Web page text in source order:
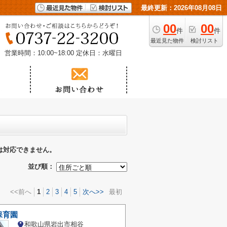
最終更新：2026年08月08日
00件
最近見た物件
00件
検討リスト
営業時間：10:00~18:00 定休日：水曜日
応できません。
並び順：
<<前へ 1 2 3 4 5 次へ>> 最初
育園
和歌山県岩出市相谷